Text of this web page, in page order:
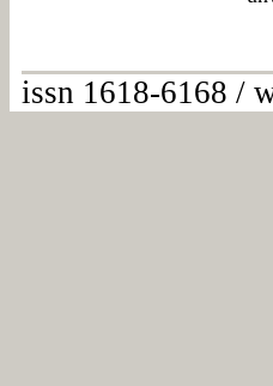
issn 1618-6168 /